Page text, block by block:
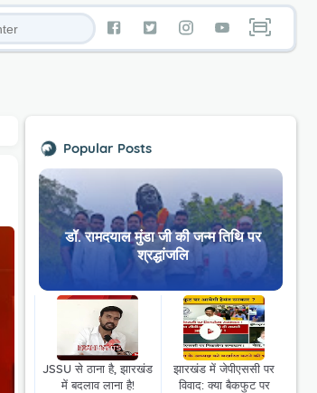
Popular Posts
डॉ. रामदयाल मुंडा जी की जन्म तिथि पर
श्रद्धांजलि
JSSU से ठाना है, झारखंड
में बदलाव लाना है!
झारखंड में जेपीएससी पर
विवाद: क्या बैकफुट पर